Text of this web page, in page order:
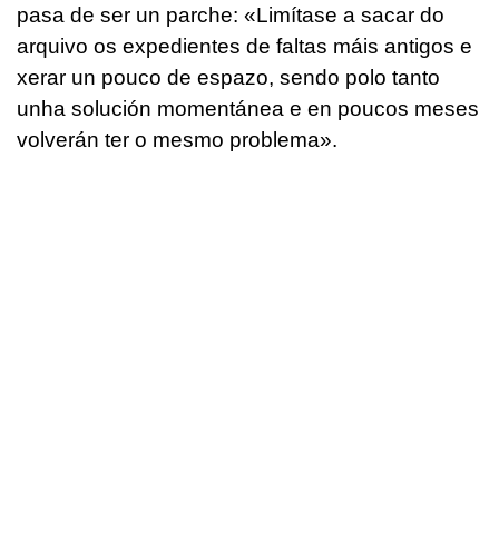
pasa de ser un parche: «Limítase a sacar do
arquivo os expedientes de faltas máis antigos e
xerar un pouco de espazo, sendo polo tanto
unha solución momentánea e en poucos meses
volverán ter o mesmo problema».